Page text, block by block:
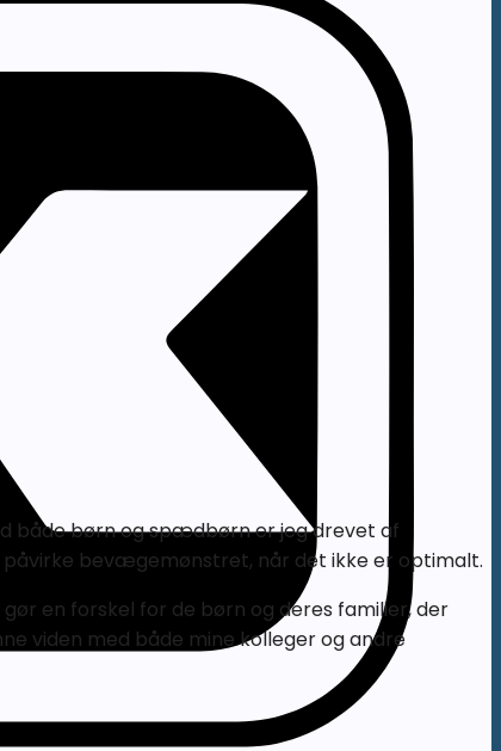
både børn og spædbørn er jeg drevet af
bevægemønstret, når det ikke er optimalt.
en forskel for de børn og deres familier, der
viden med både mine kolleger og andre